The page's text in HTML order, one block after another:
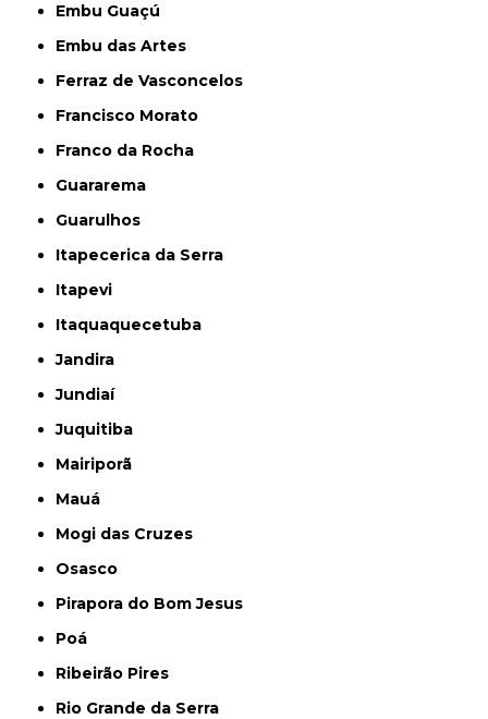
Embu Guaçú
Embu das Artes
Ferraz de Vasconcelos
Francisco Morato
Franco da Rocha
Guararema
Guarulhos
Itapecerica da Serra
Itapevi
Itaquaquecetuba
Jandira
Jundiaí
Juquitiba
Mairiporã
Mauá
Mogi das Cruzes
Osasco
Pirapora do Bom Jesus
Poá
Ribeirão Pires
Rio Grande da Serra